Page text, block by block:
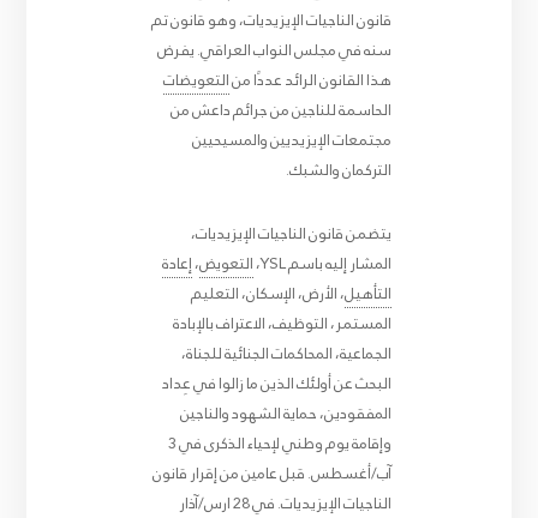
قانون الناجيات الإيزيديات، وهو قانون تم
سنه في مجلس النواب العراقي. يفرض
هذا القانون الرائد عددًا منالتعويضات
الحاسمة للناجين من جرائم داعش من
مجتمعات الإيزيديين والمسيحيين
التركمان والشبك.
يتضمن قانون الناجيات الإيزيديات،
المشار إليه باسم YSL،
التعويض،إعادة
التأهيل، الأرض، الإسكان، التعليم
المستمر، التوظيف، الاعتراف بالإبادة
الجماعية، المحاكمات الجنائية للجناة،
البحث عن أولئك الذين ما زالوا في عِداد
المفقودين، حماية الشهود والناجين
وإقامة يوم وطني لإحياء الذكرى في 3
آب/أغسطس. قبل عامين من إقرار قانون
الناجيات الإيزيديات. في 28 ارس/آذار